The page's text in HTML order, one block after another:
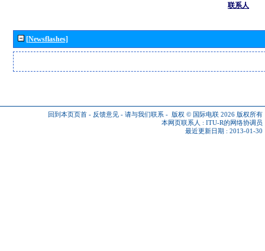
联系人
[Newsflashes]
回到本页页首 - 反馈意见 - 请与我们联系 - 版权 © 国际电联 2026 版权所有
本网页联系人 : ITU-R的网络协调员
最近更新日期 : 2013-01-30